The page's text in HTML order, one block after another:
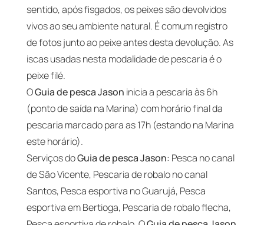
sentido, após fisgados, os peixes são devolvidos
vivos ao seu ambiente natural. É comum registro
de fotos junto ao peixe antes desta devolução. As
iscas usadas nesta modalidade de pescaria é o
peixe filé.
OGuia de pesca Jason inicia a pescaria às 6h
(ponto de saída na Marina) com horário final da
pescaria marcado para as 17h (estando na Marina
este horário).
Serviços doGuia de pesca Jason: Pesca no canal
de São Vicente, Pescaria de robalo no canal
Santos, Pesca esportiva no Guarujá, Pesca
esportiva em Bertioga, Pescaria de robalo flecha,